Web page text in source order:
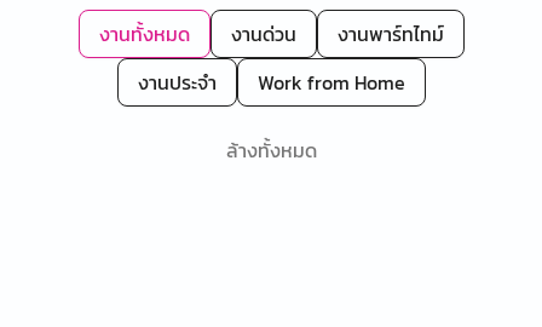
งานทั้งหมด งานด่วน
งานพาร์ทไทม์
งานประจำ
Work from Home
ล้างทั้งหมด